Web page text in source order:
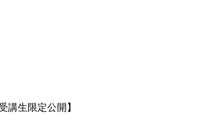
講生限定公開】